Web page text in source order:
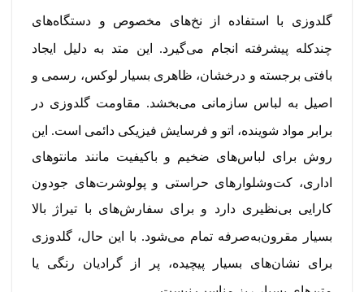
گلدوزی با استفاده از نخ‌های مخصوص و دستگاه‌های
چندکله پیشرفته انجام می‌گیرد. این متد به دلیل ایجاد
بافتی برجسته و درخشان، ظاهری بسیار لوکس، رسمی و
اصیل به لباس سازمانی می‌بخشد. مقاومت گلدوزی در
برابر مواد شوینده، اتو و فرسایش فیزیکی دائمی است. این
روش برای لباس‌های ضخیم و باکیفیت مانند مانتوهای
اداری، کت‌وشلوارهای حراستی و پولوشرت‌های جودون
کارایی بی‌نظیری دارد و برای سفارش‌های با تیراژ بالا
بسیار مقرون‌به‌صرفه تمام می‌شود. با این حال، گلدوزی
برای نشان‌های بسیار پیچیده، پر از گرادیان رنگی یا